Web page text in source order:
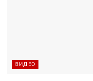
ВИДЕО